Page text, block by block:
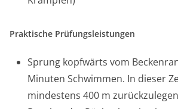
Praktische Prüfungsleistungen
Sprung kopfwärts vom
Minuten Schwimmen. In dieser
mindestens 400 m